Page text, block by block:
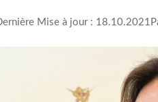
Mise à jour : 18.10.2021